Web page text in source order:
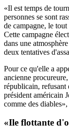
«Il est temps de
personnes se sont
de campagne, le
Cette campagne
dans une
deux tentatives
Pour ce qu'elle a
ancienne
républicain, refusant
président américain
comme des
«Ile flottante